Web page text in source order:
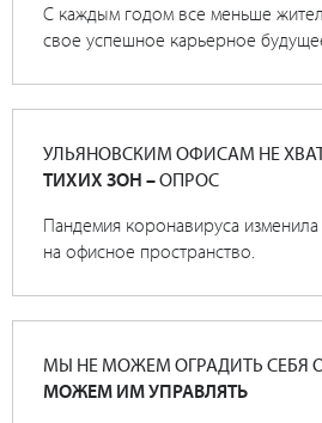
С каждым годом все меньше
свое успешное карьерное
УЛЬЯНОВСКИМ ОФИСАМ НЕ
ТИХИХ ЗОН –ОПРОС
Пандемия коронавируса изменила
на офисное пространство.
МЫ НЕ МОЖЕМ ОГРАДИТЬ СЕБЯ
МОЖЕМ ИМ УПРАВЛЯТЬ